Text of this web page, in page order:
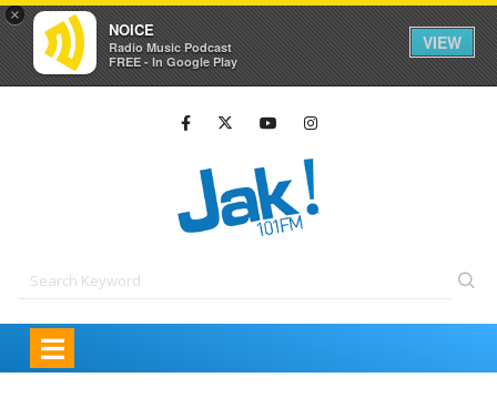
×
NOICE
Radio Music Podcast
FREE - In Google Play
VIEW